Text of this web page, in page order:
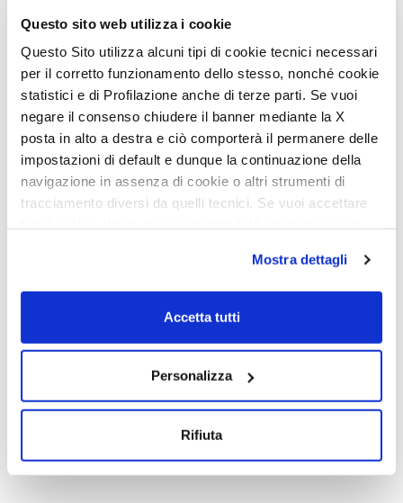
Questo sito web utilizza i cookie
Questo Sito utilizza alcuni tipi di cookie tecnici necessari
per il corretto funzionamento dello stesso, nonché cookie
statistici e di Profilazione anche di terze parti. Se vuoi
negare il consenso chiudere il banner mediante la X
posta in alto a destra e ciò comporterà il permanere delle
impostazioni di default e dunque la continuazione della
navigazione in assenza di cookie o altri strumenti di
tracciamento diversi da quelli tecnici. Se vuoi accettare
su acconsento selezionati. Se vuoi saperne di più clicca
qui. Cliccando sul tasto "Acconsento" permetti l'utilizzo
Mostra dettagli
Accetta tutti
Personalizza
Rifiuta
VELG MODELL
Menfys 3 Next
VELG MODELL